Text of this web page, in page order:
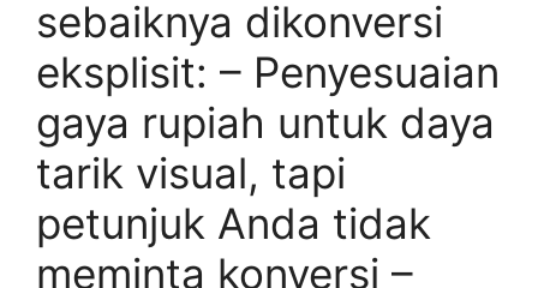
sebaiknya dikonversi
eksplisit: – Penyesuaian
gaya rupiah untuk daya
tarik visual, tapi
petunjuk Anda tidak
meminta konversi –